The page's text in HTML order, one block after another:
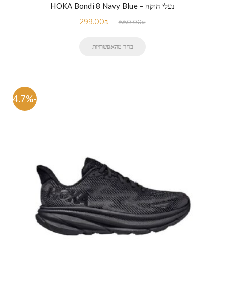
נעלי הוקה – HOKA Bondi 8 Navy Blue
660.00₪
299.00₪
בחר מהאפשרויות
-54.7%